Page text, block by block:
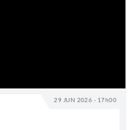
29 JUN 2026 - 17h00